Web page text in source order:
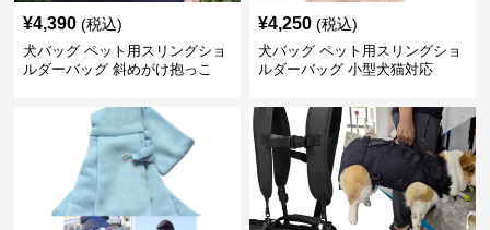
¥4,390 (税込)
犬バッグ ペット用スリングショ
ルダーバッグ 斜めがけ抱っこ
¥4,250 (税込)
犬バッグ ペット用スリングショ
ルダーバッグ 小型犬猫対応